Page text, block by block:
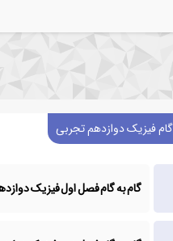
فیزیک دوازدهم تجربی
گام به گام فصل اول فیزیک